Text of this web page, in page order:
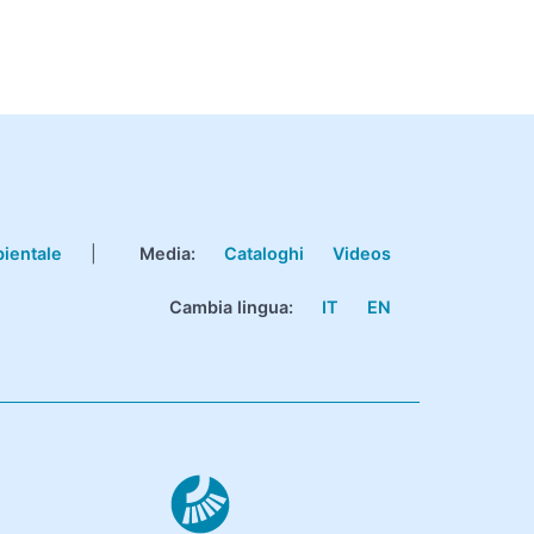
Media: Cataloghi Videos
Cambia lingua: IT EN